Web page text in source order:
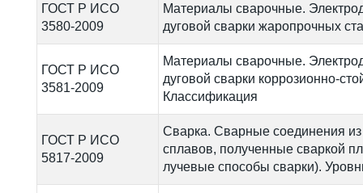
ГОСТ Р ИСО
3580-2009
Материалы сварочные.
дуговой сварки жаропрочных
ГОСТ Р ИСО
3581-2009
Материалы сварочные.
дуговой сварки коррозионно-
Классификация
ГОСТ Р ИСО
5817-2009
Сварка. Сварные соединения из
сплавов, полученные сваркой
лучевые способы сварки).